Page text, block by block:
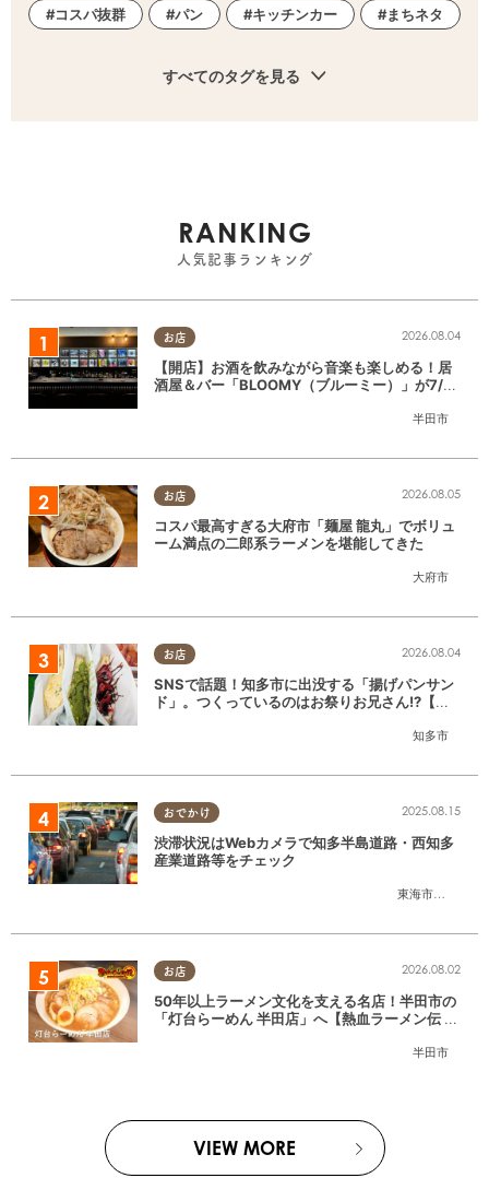
コスパ抜群 パン キッチンカー まちネタ
すべてのタグを見る
RANKING
人気記事ランキング
お店
半田市
2026.08.04
【開店】お酒を飲みながら音楽も楽しめる！居
酒屋＆バー「BLOOMY（ブルーミー）」が7/3
お店
大府市
2026.08.05
コスパ最高すぎる大府市「麺屋 龍丸」でボリュ
ーム満点の二郎系ラーメンを堪能してきた
お店
知多市
2026.08.04
SNSで話題！知多市に出没する「揚げパンサン
ド」。つくっているのはお祭りお兄さん!?【ち
おでかけ
東海市
,大府市
2025.08.15
渋滞状況はWebカメラで知多半島道路・西知多
産業道路等をチェック
お店
半田市
2026.08.02
50年以上ラーメン文化を支える名店！半田市の
「灯台らーめん 半田店」へ【熱血ラーメン伝 8
VIEW MORE